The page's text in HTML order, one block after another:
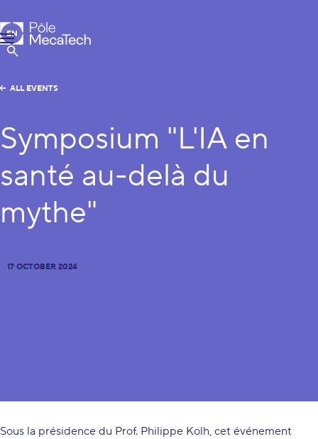
MecaTech
Menu
Show Search
EN
FR
ALL EVENTS
Symposium "L'IA en
santé au-delà du
mythe"
17 OCTOBER 2024
Sous la présidence du Prof. Philippe Kolh, cet événement